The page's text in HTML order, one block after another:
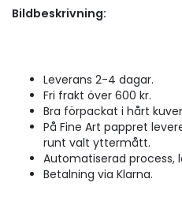
Bildbeskrivning:
Leverans 2-4 dagar.
Fri frakt över 600 kr.
Bra förpackat i hårt
På Fine Art pappret
runt valt yttermått.
Automatiserad process,
Betalning via Klarna.